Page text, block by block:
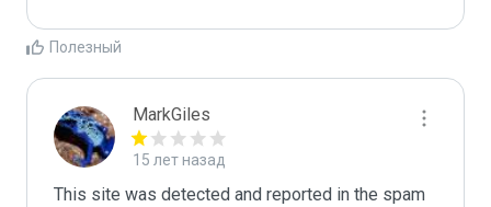
Полезный
MarkGiles
15 лет назад
This site was detected and reported in the spam